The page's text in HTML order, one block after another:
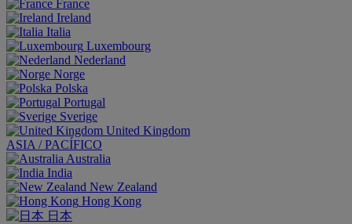
France
Ireland
Italia
Luxembourg
Nederland
Norge
Polska
Portugal
Sverige
United Kingdom
ASIA / PACÍFICO
Australia
India
New Zealand
Hong Kong
日本